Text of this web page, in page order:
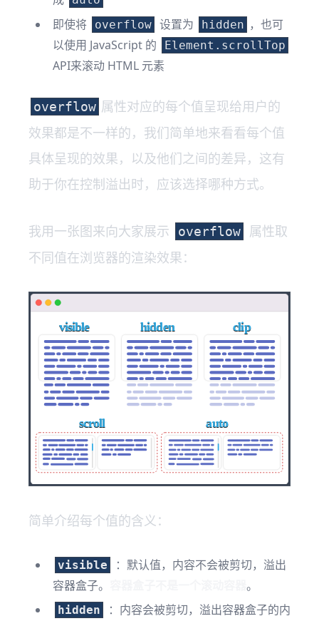
即使将 overflow 设置为 hidden ，也可
以使用 JavaScript 的
Element.scrollTop
API来滚动 HTML 元素
overflow 属性对应的每个值呈现给用户的
效果都是不一样的，我们简单地来看看每个值
具体呈现的效果，以及他们之间的差异，这有
助于你在控制溢出时，应该选择哪种方式。
我用一张图来向大家展示 overflow
属性取
不同值在浏览器的渲染效果：
简单介绍每个值的含义：
visible
：默认值，内容不会被剪切，溢出
容器盒子。
。
hidden
：内容会被剪切，溢出容器盒子的内